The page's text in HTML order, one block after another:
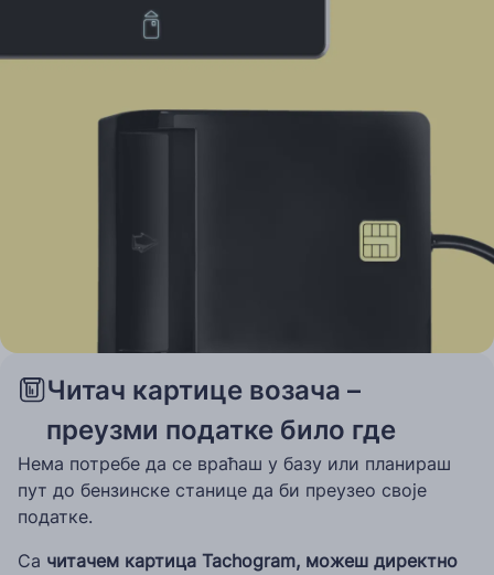
Читач картице возача –
преузми податке било где
Нема потребе да се враћаш у базу или планираш
пут до бензинске станице да би преузео своје
податке.
Са читачем картица Tachogram, можеш директно